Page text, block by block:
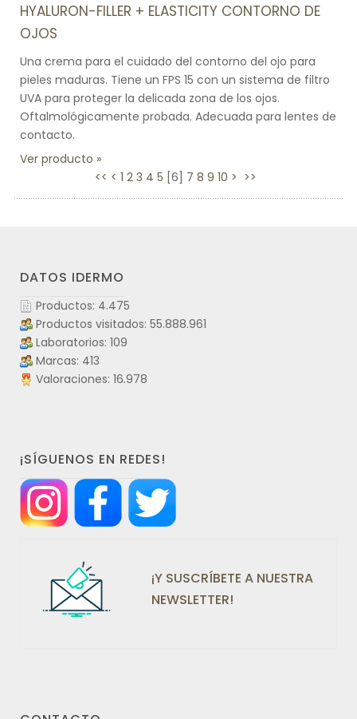
HYALURON-FILLER + ELASTICITY CONTORNO DE
OJOS
Una crema para el cuidado del contorno del ojo para
pieles maduras. Tiene un FPS 15 con un sistema de filtro
UVA para proteger la delicada zona de los ojos.
Oftalmológicamente probada. Adecuada para lentes de
contacto.
Ver producto
<< < 1 2 3 4 5 6 7 8 9 10 > >>
DATOS IDERMO
Productos: 4.475
Productos visitados: 55.888.961
Laboratorios: 109
Marcas: 413
Valoraciones: 16.978
¡SÍGUENOS EN REDES!
¡Y SUSCRÍBETE A NUESTRA
NEWSLETTER!